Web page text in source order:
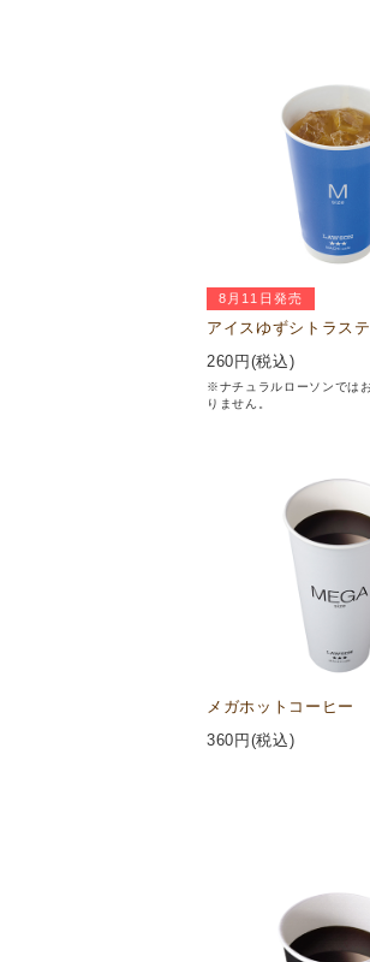
8月11日発売
アイスゆずシトラス
260 円(税込)
※ナチュラルローソンでは
りません。
メガホットコーヒー
360 円(税込)